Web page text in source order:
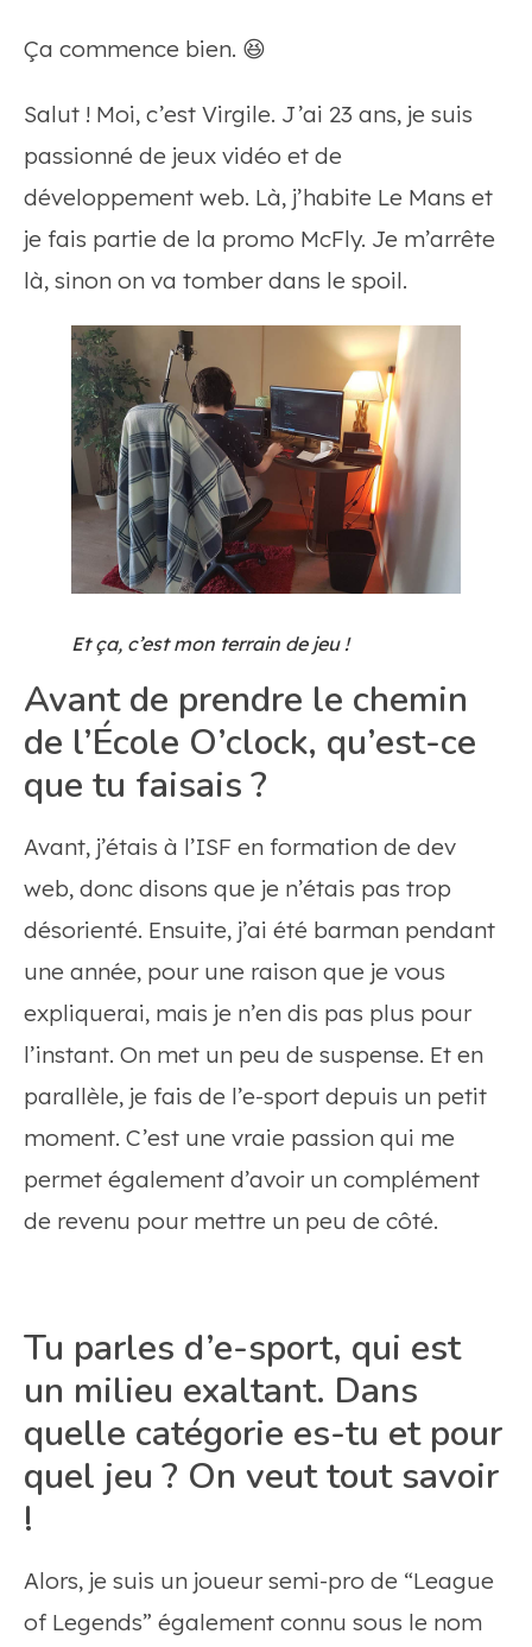
Ça commence bien. 😆
Salut ! Moi, c’est Virgile. J’ai 23 ans, je suis
passionné de jeux vidéo et de
développement web. Là, j’habite Le Mans et
je fais partie de la promo McFly. Je m’arrête
là, sinon on va tomber dans le spoil.
Et ça, c’est mon terrain de jeu !
Avant de prendre le chemin
de l’École O’clock, qu’est-ce
que tu faisais ?
Avant, j’étais à l’ISF en formation de dev
web, donc disons que je n’étais pas trop
désorienté. Ensuite, j’ai été barman pendant
une année, pour une raison que je vous
expliquerai, mais je n’en dis pas plus pour
l’instant. On met un peu de suspense. Et en
parallèle, je fais de l’e-sport depuis un petit
moment. C’est une vraie passion qui me
permet également d’avoir un complément
de revenu pour mettre un peu de côté.
Tu parles d’e-sport, qui est
un milieu exaltant. Dans
quelle catégorie es-tu et pour
quel jeu ? On veut tout savoir
!
Alors, je suis un joueur semi-pro de “League
of Legends” également connu sous le nom